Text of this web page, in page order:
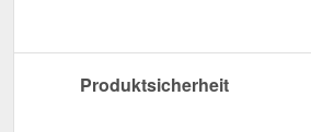
Produktsicherheit